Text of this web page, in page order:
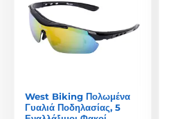
West Biking Πολωμένα
Γυαλιά Ποδηλασίας, 5